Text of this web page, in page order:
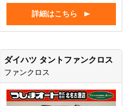
詳細はこちら
ダイハツ タントファンクロス
ファンクロス